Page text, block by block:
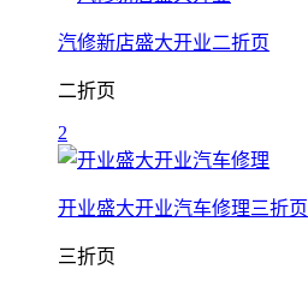
汽修新店盛大开业二折页
二折页
2
开业盛大开业汽车修理三折页
三折页